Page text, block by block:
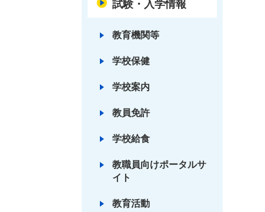
試験・入学情報
教育機関等
学校保健
学校案内
教員免許
学校給食
教職員向けポータルサ
イト
教育活動